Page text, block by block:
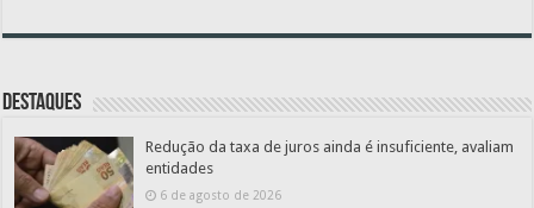
Destaques
Redução da taxa de juros ainda é insuficiente, avaliam
entidades
6 de agosto de 2026